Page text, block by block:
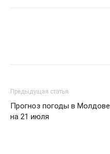
Предыдущая статья
Прогноз погоды в Молдове
на 21 июля